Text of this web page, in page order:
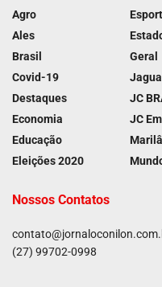
Agro
Ales
Brasil
Covid-19
Destaques
Economia
Educação
Eleições 2020
Geral
JC
JC
Nossos Contatos
(27) 99702-0998